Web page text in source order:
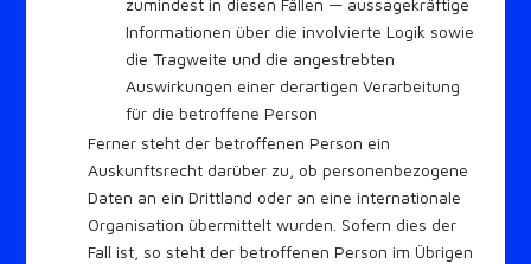
Informationen über die involvierte Logik sowie
die Tragweite und die angestrebten
Auswirkungen einer derartigen Verarbeitung
für die betroffene Person
Ferner steht der betroffenen Person ein
Auskunftsrecht darüber zu, ob personenbezogene
Daten an ein Drittland oder an eine internationale
Organisation übermittelt wurden. Sofern dies der
Fall ist, so steht der betroffenen Person im Übrigen